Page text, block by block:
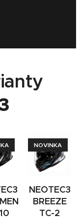
NEOTEC3
BREEZE
TC-2
NOVINKA